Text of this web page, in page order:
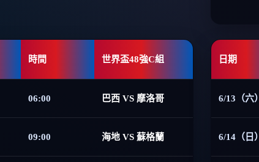
時間 世界盃48強C組
06:00 巴西 VS 摩洛哥
09:00 海地 VS 蘇格蘭
日期
6/13（六）
6/14（日）